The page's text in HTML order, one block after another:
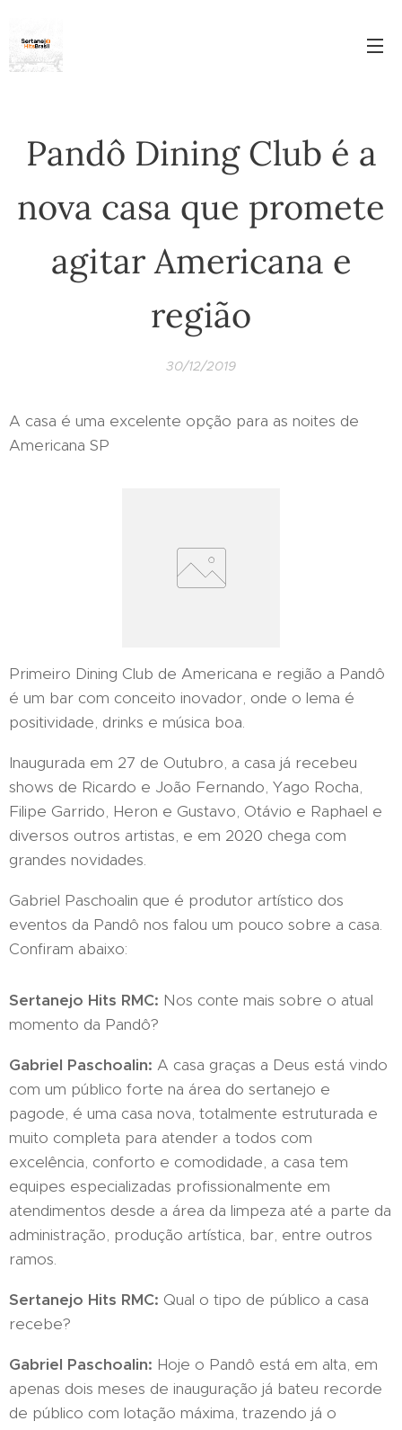
Pandô Dining Club é a
nova casa que promete
agitar Americana e
região
30/12/2019
A casa é uma excelente opção para as noites de
Americana SP
Primeiro Dining Club de Americana e região a Pandô
é um bar com conceito inovador, onde o lema é
positividade, drinks e música boa.
Inaugurada em 27 de Outubro, a casa já recebeu
shows de Ricardo e João Fernando, Yago Rocha,
Filipe Garrido, Heron e Gustavo, Otávio e Raphael e
diversos outros artistas, e em 2020 chega com
grandes novidades.
Gabriel Paschoalin que é produtor artístico dos
eventos da Pandô nos falou um pouco sobre a casa.
Confiram abaixo:
Sertanejo Hits RMC: Nos conte mais sobre o atual
momento da Pandô?
Gabriel Paschoalin: A casa graças a Deus está vindo
com um público forte na área do sertanejo e
pagode, é uma casa nova, totalmente estruturada e
muito completa para atender a todos com
excelência, conforto e comodidade, a casa tem
equipes especializadas profissionalmente em
atendimentos desde a área da limpeza até a parte da
administração, produção artística, bar, entre outros
ramos.
Sertanejo Hits RMC: Qual o tipo de público a casa
recebe?
Gabriel Paschoalin: Hoje o Pandô está em alta, em
apenas dois meses de inauguração já bateu recorde
de público com lotação máxima, trazendo já o